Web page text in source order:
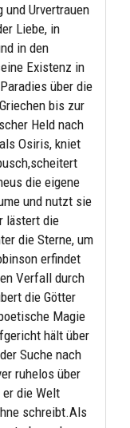
und Urvertrauen
Liebe, in
in den
Existenz in
über die
bis zur
Held nach
Osiris, kniet
die eigene
und nutzt sie
lästert die
die Sterne, um
erfindet
Verfall durch
die Götter
Magie
hält über
Suche nach
ruhelos über
die Welt
schreibt.Als